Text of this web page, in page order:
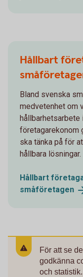
Hållbart
Bland svenska
medvetenhet om
hållbarhetsarbete
företagarekonom
ska tänka på för
hållbara lösningar.
Hållbart
småföretagen
För att se
godkänna
och statistik.